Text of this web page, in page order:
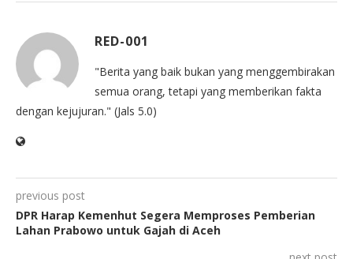
RED-001
"Berita yang baik bukan yang menggembirakan
semua orang, tetapi yang memberikan fakta
dengan kejujuran." (Jals 5.0)
previous post
DPR Harap Kemenhut Segera Memproses Pemberian
Lahan Prabowo untuk Gajah di Aceh